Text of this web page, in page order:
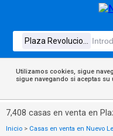
Utilizamos cookies, sigue
sigue navegando si aceptas su
7,408 casas en venta en
Inicio > Casas en venta en Nuevo